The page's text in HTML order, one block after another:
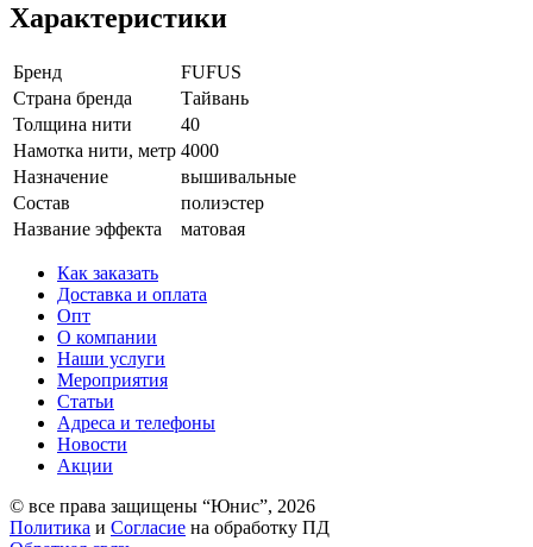
Характеристики
Бренд
FUFUS
Страна бренда
Тайвань
Толщина нити
40
Намотка нити, метр 4000
Назначение
вышивальные
Состав
полиэстер
Название эффекта
матовая
Как заказать
Доставка и оплата
Опт
О компании
Наши услуги
Мероприятия
Статьи
Адреса и телефоны
Новости
Акции
© все права защищены “Юнис”, 2026
Политика и Cогласие на обработку ПД